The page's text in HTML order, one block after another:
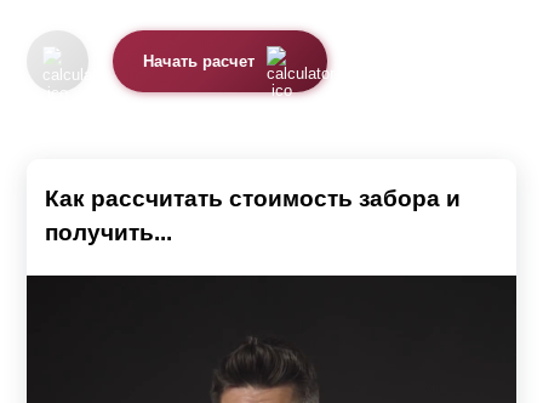
Начать расчет
Как рассчитать стоимость забора и
получить...